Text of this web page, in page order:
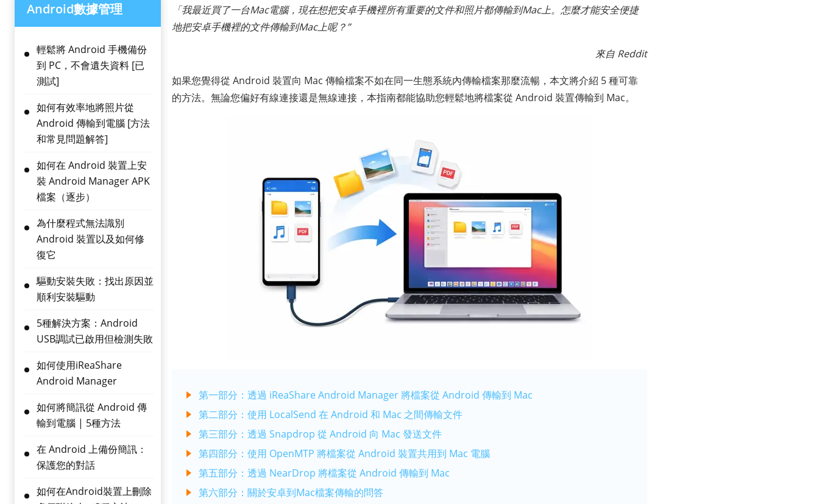
Android數據管理
輕鬆將 Android 手機備份
到 PC，不會遺失資料 [已
測試]
如何有效率地將照片從
Android 傳輸到電腦 [方法
和常見問題解答]
如何在 Android 裝置上安
裝 Android Manager APK
檔案（逐步）
為什麼程式無法識別
Android 裝置以及如何修
復它
驅動安裝失敗：找出原因並
順利安裝驅動
5種解決方案：Android
USB調試已啟用但檢測失敗
如何使用iReaShare
Android Manager
如何將簡訊從 Android 傳
輸到電腦 | 5種方法
在 Android 上備份簡訊：
保護您的對話
如何在Android裝置上刪除
「我最近買了一台Mac電腦，現在想把安卓手機裡所有重要的文件和照片都傳輸到Mac上。怎麼才能安全便捷
地把安卓手機裡的文件傳輸到Mac上呢？”
來自 Reddit
如果您覺得從 Android 裝置向 Mac 傳輸檔案不如在同一生態系統內傳輸檔案那麼流暢，本文將介紹 5 種可靠
的方法。無論您偏好有線連接還是無線連接，本指南都能協助您輕鬆地將檔案從 Android 裝置傳輸到 Mac。
第一部分：透過 iReaShare Android Manager 將檔案從 Android 傳輸到 Mac
第二部分：使用 LocalSend 在 Android 和 Mac 之間傳輸文件
第三部分：透過 Snapdrop 從 Android 向 Mac 發送文件
第四部分：使用 OpenMTP 將檔案從 Android 裝置共用到 Mac 電腦
第五部分：透過 NearDrop 將檔案從 Android 傳輸到 Mac
第六部分：關於安卓到Mac檔案傳輸的問答